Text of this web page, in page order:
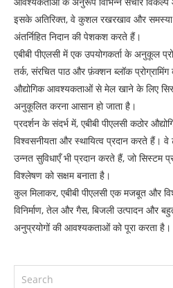
इसके अतिरिक्त, वे कुशल रखरखाव और समस्या
अंतर्निहित निदान की पेशकश करते हैं।
एबीबी पीएलसी में एक उपयोगकर्ता के अनुकूल
तर्क, संरचित पाठ और फ़ंक्शन ब्लॉक
औद्योगिक आवश्यकताओं से मेल खाने के लिए
अनुकूलित करना आसान हो जाता है।
प्रदर्शन के संदर्भ में, एबीबी पीएलसी कठोर
विश्वसनीयता और स्थायित्व प्रदान करते हैं।
उन्नत सुविधाएँ भी प्रदान करते हैं, जो सिस्टम
विश्लेषण को सक्षम बनाता है।
कुल मिलाकर, एबीबी पीएलसी एक मजबूत और
विनिर्माण, तेल और गैस, बिजली उत्पादन और
अनुप्रयोगों की आवश्यकताओं को पूरा करता है।